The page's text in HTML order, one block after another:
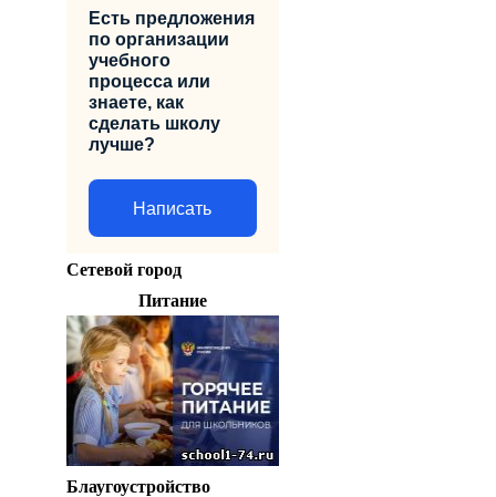
Есть предложения
по организации
учебного
процесса или
знаете, как
сделать школу
лучше?
Написать
Сетевой город
Питание
Блаугоустройство